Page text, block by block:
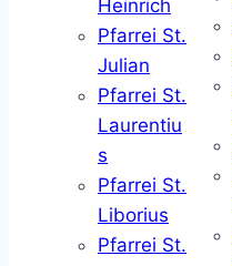
Heinrich
Pfarrei St.
Julian
Pfarrei St.
Laurentiu
s
Pfarrei St.
Liborius
Pfarrei St.